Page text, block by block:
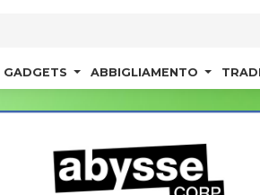
GADGETS ABBIGLIAMENTO